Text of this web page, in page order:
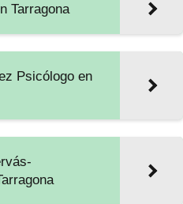
Tarragona
Psicólogo en